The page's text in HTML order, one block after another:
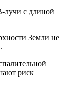
лучи с длиной
Земли не
риск